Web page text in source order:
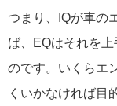
つまり、IQが車の
ば、EQはそれを
のです。いくらエ
くいかなければ目